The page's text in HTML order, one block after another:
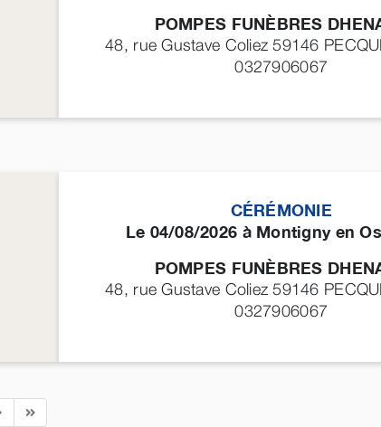
POMPES FUNÈBRES
48, rue Gustave Coliez 59146
0327906067
CÉRÉMONIE
Le 04/08/2026 à Montigny en
POMPES FUNÈBRES
48, rue Gustave Coliez 59146
0327906067